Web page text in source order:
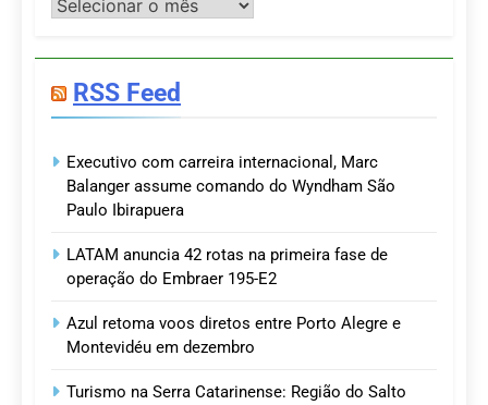
RSS Feed
Executivo com carreira internacional, Marc
Balanger assume comando do Wyndham São
Paulo Ibirapuera
LATAM anuncia 42 rotas na primeira fase de
operação do Embraer 195-E2
Azul retoma voos diretos entre Porto Alegre e
Montevidéu em dezembro
Turismo na Serra Catarinense: Região do Salto